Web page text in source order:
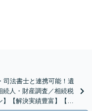
司法書士と連携可能！遺
続人・財産調査／相続税
【解決実績豊富】【電